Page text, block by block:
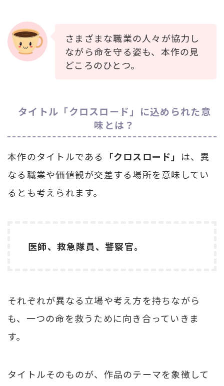
さまざまな職業の人々が協力し
ながら命を守る姿も、本作の見
どころのひとつ。
タイトル「クロスロード」に込められた意
味とは？
本作のタイトルである 「クロスロード」 は、異
なる職業や価値観が交差する場所を意味してい
るとも考えられます。
医師、救急隊員、警察官。
それぞれが異なる立場や考え方を持ちながら
も、一つの命を救うために向き合っていきま
す。
タイトルそのものが、作品のテーマを象徴して